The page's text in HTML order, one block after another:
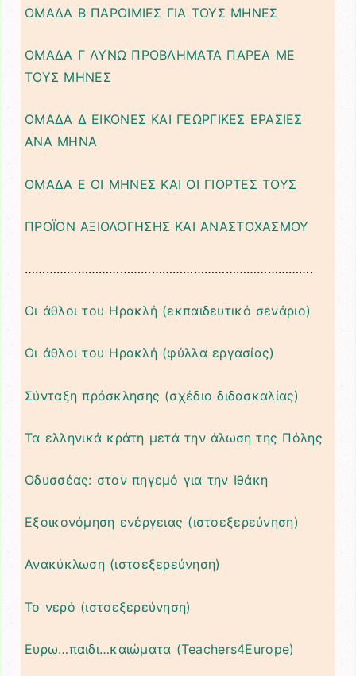
ΟΜΑΔΑ Β ΠΑΡΟΙΜΙΕΣ ΓΙΑ ΤΟΥΣ ΜΗΝΕΣ
ΟΜΑΔΑ Γ ΛΥΝΩ ΠΡΟΒΛΗΜΑΤΑ ΠΑΡΕΑ ΜΕ
ΤΟΥΣ ΜΗΝΕΣ
ΟΜΑΔΑ Δ ΕΙΚΟΝΕΣ ΚΑΙ ΓΕΩΡΓΙΚΕΣ ΕΡΑΣΙΕΣ
ΑΝΑ ΜΗΝΑ
ΟΜΑΔΑ Ε ΟΙ ΜΗΝΕΣ ΚΑΙ ΟΙ ΓΙΟΡΤΕΣ ΤΟΥΣ
ΠΡΟΪΟΝ ΑΞΙΟΛΟΓΗΣΗΣ ΚΑΙ ΑΝΑΣΤΟΧΑΣΜΟΥ
……………………………………………………………………….
Οι άθλοι του Ηρακλή (εκπαιδευτικό σενάριο)
Οι άθλοι του Ηρακλή (φύλλα εργασίας)
Σύνταξη πρόσκλησης (σχέδιο διδασκαλίας)
Τα ελληνικά κράτη μετά την άλωση της Πόλης
Οδυσσέας: στον πηγεμό για την Ιθάκη
Εξοικονόμηση ενέργειας (ιστοεξερεύνηση)
Ανακύκλωση (ιστοεξερεύνηση)
Το νερό (ιστοεξερεύνηση)
Ευρω…παιδι…καιώματα (Teachers4Europe)